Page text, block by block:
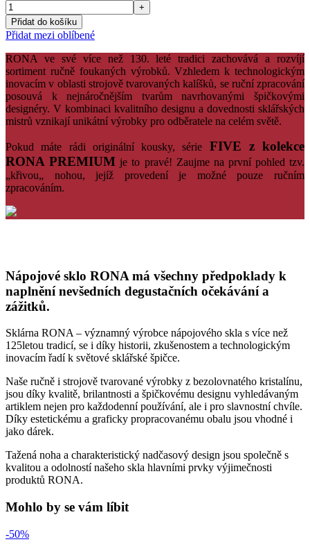
Přidat do košíku
Přidat mezi oblíbené
RONA ve své více než 130. leté tradici zachovává a rozvíjí
sortiment ručně foukaných výrobků. Vzhledem k technologickým
inovacím v oblasti strojově tvarovaných kalíšků, se ruční zpracování
posouvá k nejnáročnějším tvarům navrhovanými špičkovými
designéry. V kombinaci kvalitního designu a dovednosti sklářských
mistrů vznikají unikátní výrobky pro odběratele na celém světě.
Pokud máte rádi originální kousky, série FIVE z kolekce
RONA PREMIUM je to pravé! Zaujme na první pohled tzv.
„křivou„ nohou, jejíž provedení je možné pouze
ručním
zpracováním.
Nápojové sklo RONA má všechny předpoklady k
naplnění nevšedních degustačních očekávání a
zážitků.
Sklárna RONA – významný výrobce nápojového skla s více než
125letou tradicí, se i díky historii, zkušenostem a technologickým
inovacím řadí k světové sklářské špičce.
Naše ručně i strojově tvarované výrobky z bezolovnatého kristalínu,
jsou díky kvalitě, brilantnosti a špičkovému designu vyhledávaným
artiklem nejen pro každodenní používání, ale i pro slavnostní chvíle.
Díky estetickému a graficky propracovanému obalu jsou vhodné i
jako dárek.
Tažená noha a charakteristický nadčasový design jsou společně s
kvalitou a odolností našeho skla hlavními prvky výjimečnosti
produktů RONA.
Mohlo by se vám líbit
-50%